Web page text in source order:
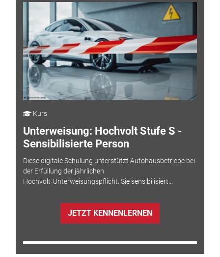
Kurs
Unterweisung: Hochvolt Stufe S -
Sensibilisierte Person
Diese digitale Schulung unterstützt Autohausbetriebe bei
der Erfüllung der jährlichen
Hochvolt‑Unterweisungspflicht. Sie sensibilisiert...
JETZT KENNENLERNEN